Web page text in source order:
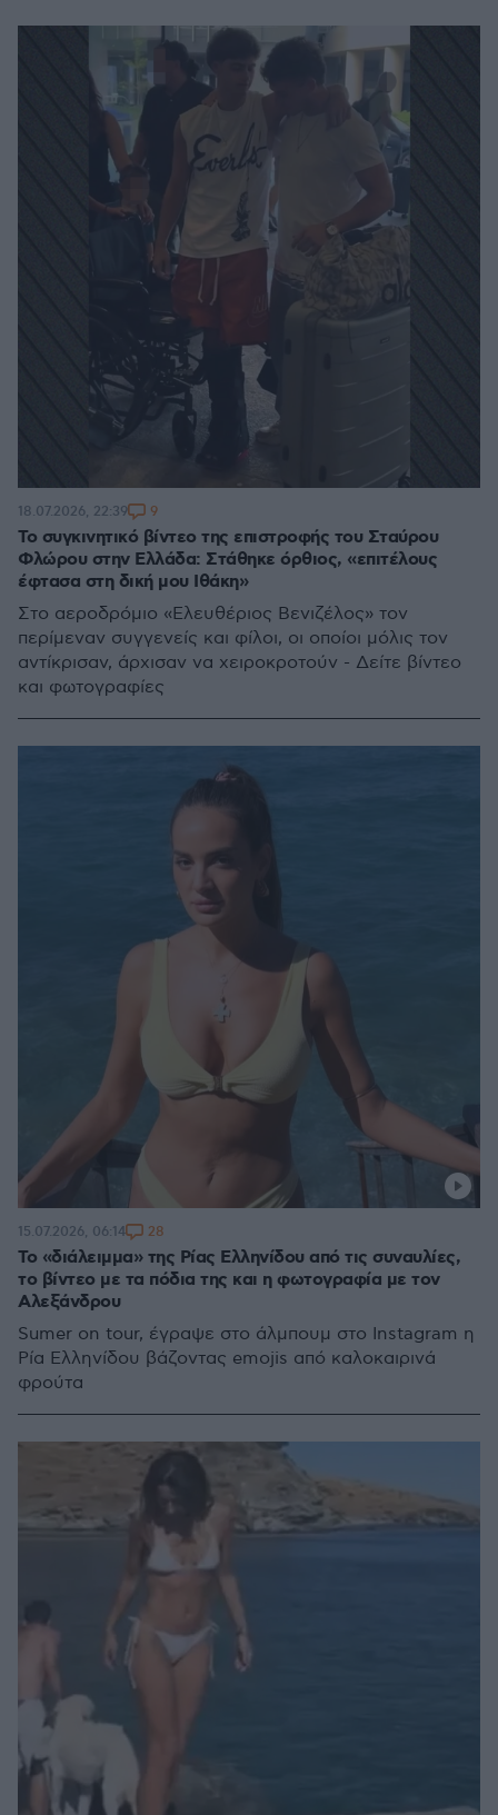
Το συγκινητικό βίντεο της επιστροφής του Σταύρου
Φλώρου στην Ελλάδα: Στάθηκε όρθιος, «επιτέλους
έφτασα στη δική μου Ιθάκη»
Στο αεροδρόμιο «Ελευθέριος Βενιζέλος» τον
περίμεναν συγγενείς και φίλοι, οι οποίοι μόλις τον
αντίκρισαν, άρχισαν να χειροκροτούν - Δείτε βίντεο
και φωτογραφίες
18.07.2026, 22:39 9
To «διάλειμμα» της Ρίας Ελληνίδου από τις συναυλίες,
το βίντεο με τα πόδια της και η φωτογραφία με τον
Αλεξάνδρου
Sumer on tour, έγραψε στο άλμπουμ στο Instagram η
Ρία Ελληνίδου βάζοντας emojis από καλοκαιρινά
φρούτα
15.07.2026, 06:14 28